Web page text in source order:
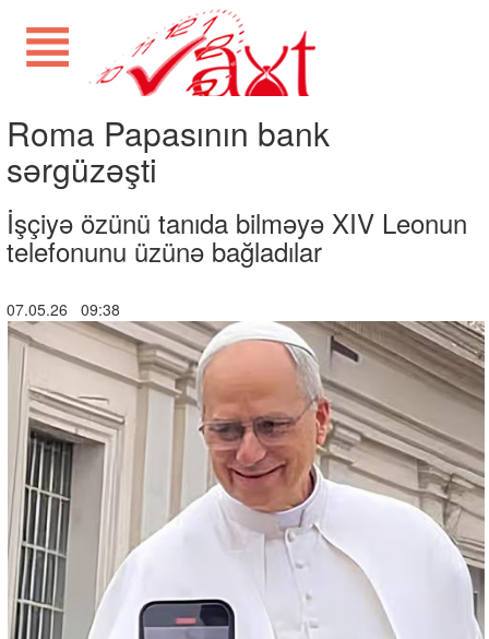
Roma Papasının bank
sərgüzəşti
İşçiyə özünü tanıda bilməyə XIV Leonun
telefonunu üzünə bağladılar
07.05.26 09:38